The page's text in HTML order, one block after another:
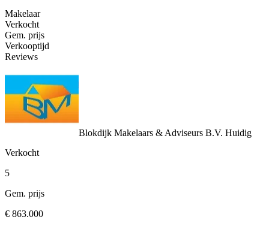
Makelaar
Verkocht
Gem. prijs
Verkooptijd
Reviews
Blokdijk Makelaars & Adviseurs B.V. Huidig
Verkocht
5
Gem. prijs
€ 863.000